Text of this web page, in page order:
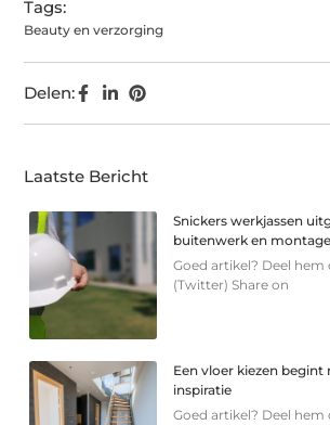
Tags:
Beauty en verzorging
Delen:
Laatste Bericht
Snickers werkjassen
buitenwerk en montage
Goed artikel? Deel hem
(Twitter) Share on
Een vloer kiezen
inspiratie
Goed artikel? Deel hem